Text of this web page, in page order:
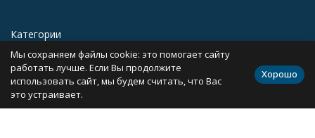
Категории
Информация
Политика персональных данных Карта сайта
Мы сохраняем файлы cookie: это помогает сайту
работать лучше. Если Вы продолжите
использовать сайт, мы будем считать, что Вас
это устраивает.
Хорошо